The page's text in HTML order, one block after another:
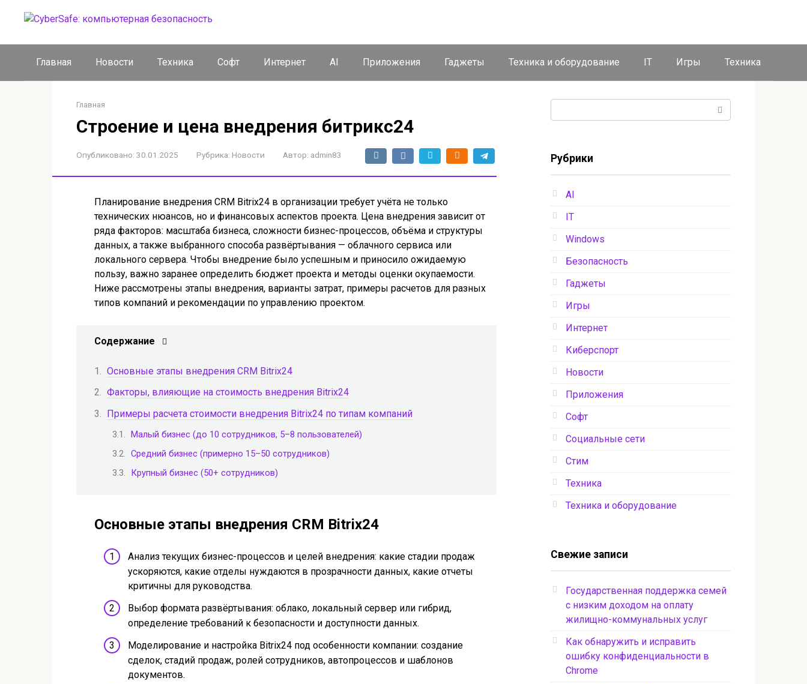
Главная Новости Техника Софт Интернет AI Приложения Гаджеты Техника и оборудование IT Игры Техника
Главная
Строение и цена внедрения битрикс24
Опубликовано: 30.01.2025 Рубрика: Новости Автор: admin83
Планирование внедрения CRM Bitrix24 в организации требует учёта не только
технических нюансов, но и финансовых аспектов проекта. Цена внедрения зависит от
ряда факторов: масштаба бизнеса, сложности бизнес-процессов, объёма и структуры
данных, а также выбранного способа развёртывания — облачного сервиса или
локального сервера. Чтобы внедрение было успешным и приносило ожидаемую
пользу, важно заранее определить бюджет проекта и методы оценки окупаемости.
Ниже рассмотрены этапы внедрения, варианты затрат, примеры расчетов для разных
типов компаний и рекомендации по управлению проектом.
Содержание
Основные этапы внедрения CRM Bitrix24
Факторы, влияющие на стоимость внедрения Bitrix24
Примеры расчета стоимости внедрения Bitrix24 по типам компаний
Малый бизнес (до 10 сотрудников, 5–8 пользователей)
Средний бизнес (примерно 15–50 сотрудников)
Крупный бизнес (50+ сотрудников)
Основные этапы внедрения CRM Bitrix24
Анализ текущих бизнес-процессов и целей внедрения: какие стадии продаж
ускоряются, какие отделы нуждаются в прозрачности данных, какие отчеты
критичны для руководства.
Выбор формата развёртывания: облако, локальный сервер или гибрид,
определение требований к безопасности и доступности данных.
Моделирование и настройка Bitrix24 под особенности компании: создание
сделок, стадий продаж, ролей сотрудников, автопроцессов и шаблонов
документов.
Рубрики
AI
IT
Windows
Безопасность
Гаджеты
Игры
Интернет
Киберспорт
Новости
Приложения
Софт
Социальные сети
Стим
Техника
Техника и оборудование
Свежие записи
Государственная поддержка семей
с низким доходом на оплату
жилищно-коммунальных услуг
Как обнаружить и исправить
ошибку конфиденциальности в
Chrome